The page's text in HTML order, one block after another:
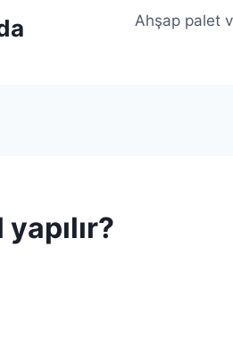
Ahşap palet